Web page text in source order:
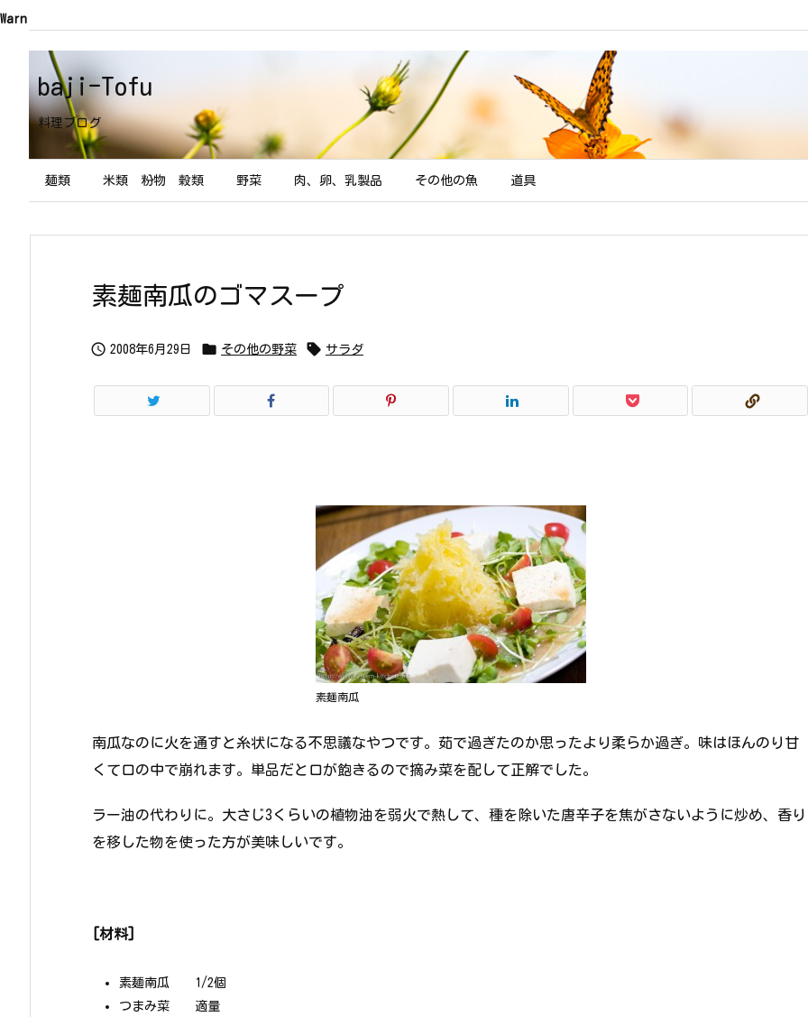
Warning
baji-Tofu
料理ブログ
麺類 米類 粉物 穀類 野菜 肉、卵、乳製品 その他の魚 道具
素麺南瓜のゴマスープ
 2008年6月29日  その他の野菜  サラダ
素麺南瓜
南瓜なのに火を通すと糸状になる不思議なやつです。茹で過ぎたのか思ったより柔らか過ぎ。味はほんのり甘
くて口の中で崩れます。単品だと口が飽きるので摘み菜を配して正解でした。
ラー油の代わりに。大さじ3くらいの植物油を弱火で熱して、種を除いた唐辛子を焦がさないように炒め、香り
を移した物を使った方が美味しいです。
[材料]
素麺南瓜 1/2個
つまみ菜 適量